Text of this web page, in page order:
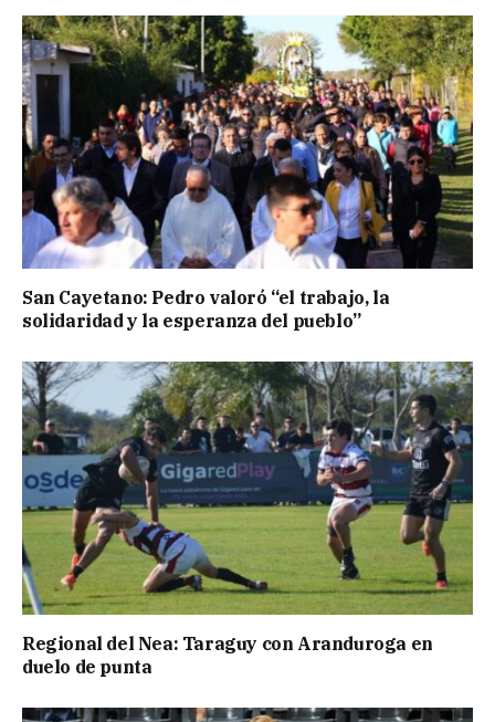
San Cayetano: Pedro valoró “el trabajo, la
solidaridad y la esperanza del pueblo”
Regional del Nea: Taraguy con Aranduroga en
duelo de punta